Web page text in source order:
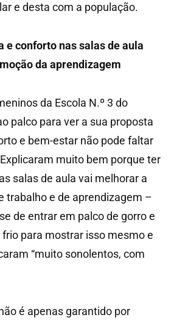
e desta com a população.
e conforto nas salas de aula
da aprendizagem
da Escola N.º 3 do
palco para ver a sua proposta
e bem-estar não pode faltar
muito bem porque ter
salas de aula vai melhorar a
trabalho e de aprendizagem –
de entrar em palco de gorro e
frio para mostrar isso mesmo e
“muito sonolentos, com
é apenas garantido por